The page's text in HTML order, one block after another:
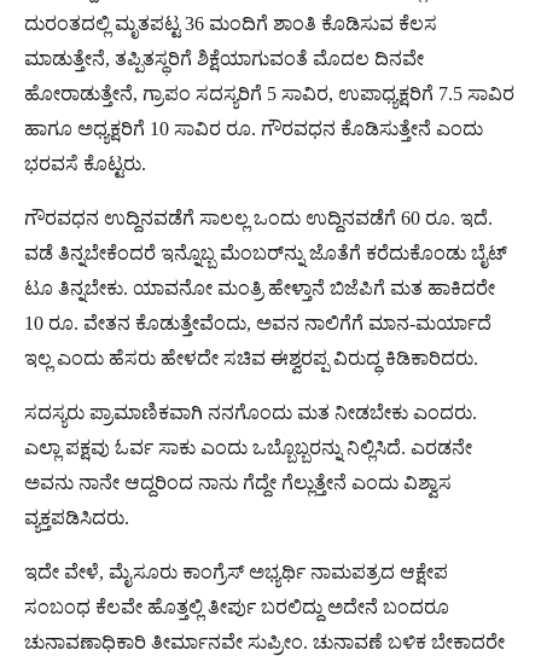
ದುರಂತದಲ್ಲಿ ಮೃತಪಟ್ಟ 36 ಮಂದಿಗೆ ಶಾಂತಿ ಕೊಡಿಸುವ ಕೆಲಸ
ಮಾಡುತ್ತೇನೆ, ತಪ್ಪಿತಸ್ಥರಿಗೆ ಶಿಕ್ಷೆಯಾಗುವಂತೆ ಮೊದಲ ದಿನವೇ
ಹೋರಾಡುತ್ತೇನೆ, ಗ್ರಾಪಂ ಸದಸ್ಯರಿಗೆ 5 ಸಾವಿರ, ಉಪಾಧ್ಯಕ್ಷರಿಗೆ 7.5 ಸಾವಿರ
ಹಾಗೂ ಅಧ್ಯಕ್ಷರಿಗೆ 10 ಸಾವಿರ ರೂ. ಗೌರವಧನ ಕೊಡಿಸುತ್ತೇನೆ ಎಂದು
ಭರವಸೆ ಕೊಟ್ಟರು.
ಗೌರವಧನ ಉದ್ದಿನವಡೆಗೆ ಸಾಲಲ್ಲ ಒಂದು ಉದ್ದಿನವಡೆಗೆ 60 ರೂ‌. ಇದೆ.
ವಡೆ ತಿನ್ನಬೇಕೆಂದರೆ ಇನ್ನೊಬ್ಬ ಮೆಂಬರ್​ನ್ನು ಜೊತೆಗೆ ಕರೆದುಕೊಂಡು ಬೈಟ್
ಟೂ ತಿನ್ನಬೇಕು‌. ಯಾವನೋ ಮಂತ್ರಿ ಹೇಳ್ತಾನೆ ಬಿಜೆಪಿಗೆ ಮತ ಹಾಕಿದರೇ
10 ರೂ‌. ವೇತನ ಕೊಡುತ್ತೇವೆಂದು, ಅವನ ನಾಲಿಗೆಗೆ ಮಾನ-ಮರ್ಯಾದೆ
ಇಲ್ಲ ಎಂದು ಹೆಸರು ಹೇಳದೇ ಸಚಿವ ಈಶ್ವರಪ್ಪ ವಿರುದ್ಧ ಕಿಡಿಕಾರಿದರು.
ಸದಸ್ಯರು ಪ್ರಾಮಾಣಿಕವಾಗಿ ನನಗೊಂದು ಮತ ನೀಡಬೇಕು ಎಂದರು.
ಎಲ್ಲಾ ಪಕ್ಷವು ಓರ್ವ ಸಾಕು ಎಂದು ಒಬ್ಬೊಬ್ಬರನ್ನು ನಿಲ್ಲಿಸಿದೆ. ಎರಡನೇ
ಅವನು ನಾನೇ ಆದ್ದರಿಂದ ನಾನು ಗೆದ್ದೇ ಗೆಲ್ಲುತ್ತೇನೆ ಎಂದು ವಿಶ್ವಾಸ
ವ್ಯಕ್ತಪಡಿಸಿದರು.
ಇದೇ ವೇಳೆ, ಮೈಸೂರು ಕಾಂಗ್ರೆಸ್ ಅಭ್ಯರ್ಥಿ ನಾಮಪತ್ರದ ಆಕ್ಷೇಪ
ಸಂಬಂಧ ಕೆಲವೇ ಹೊತ್ತಲ್ಲಿ ತೀರ್ಪು ಬರಲಿದ್ದು ಅದೇನೆ ಬಂದರೂ
ಚುನಾವಣಾಧಿಕಾರಿ ತೀರ್ಮಾನವೇ ಸುಪ್ರೀಂ. ಚುನಾವಣೆ ಬಳಿಕ ಬೇಕಾದರೇ